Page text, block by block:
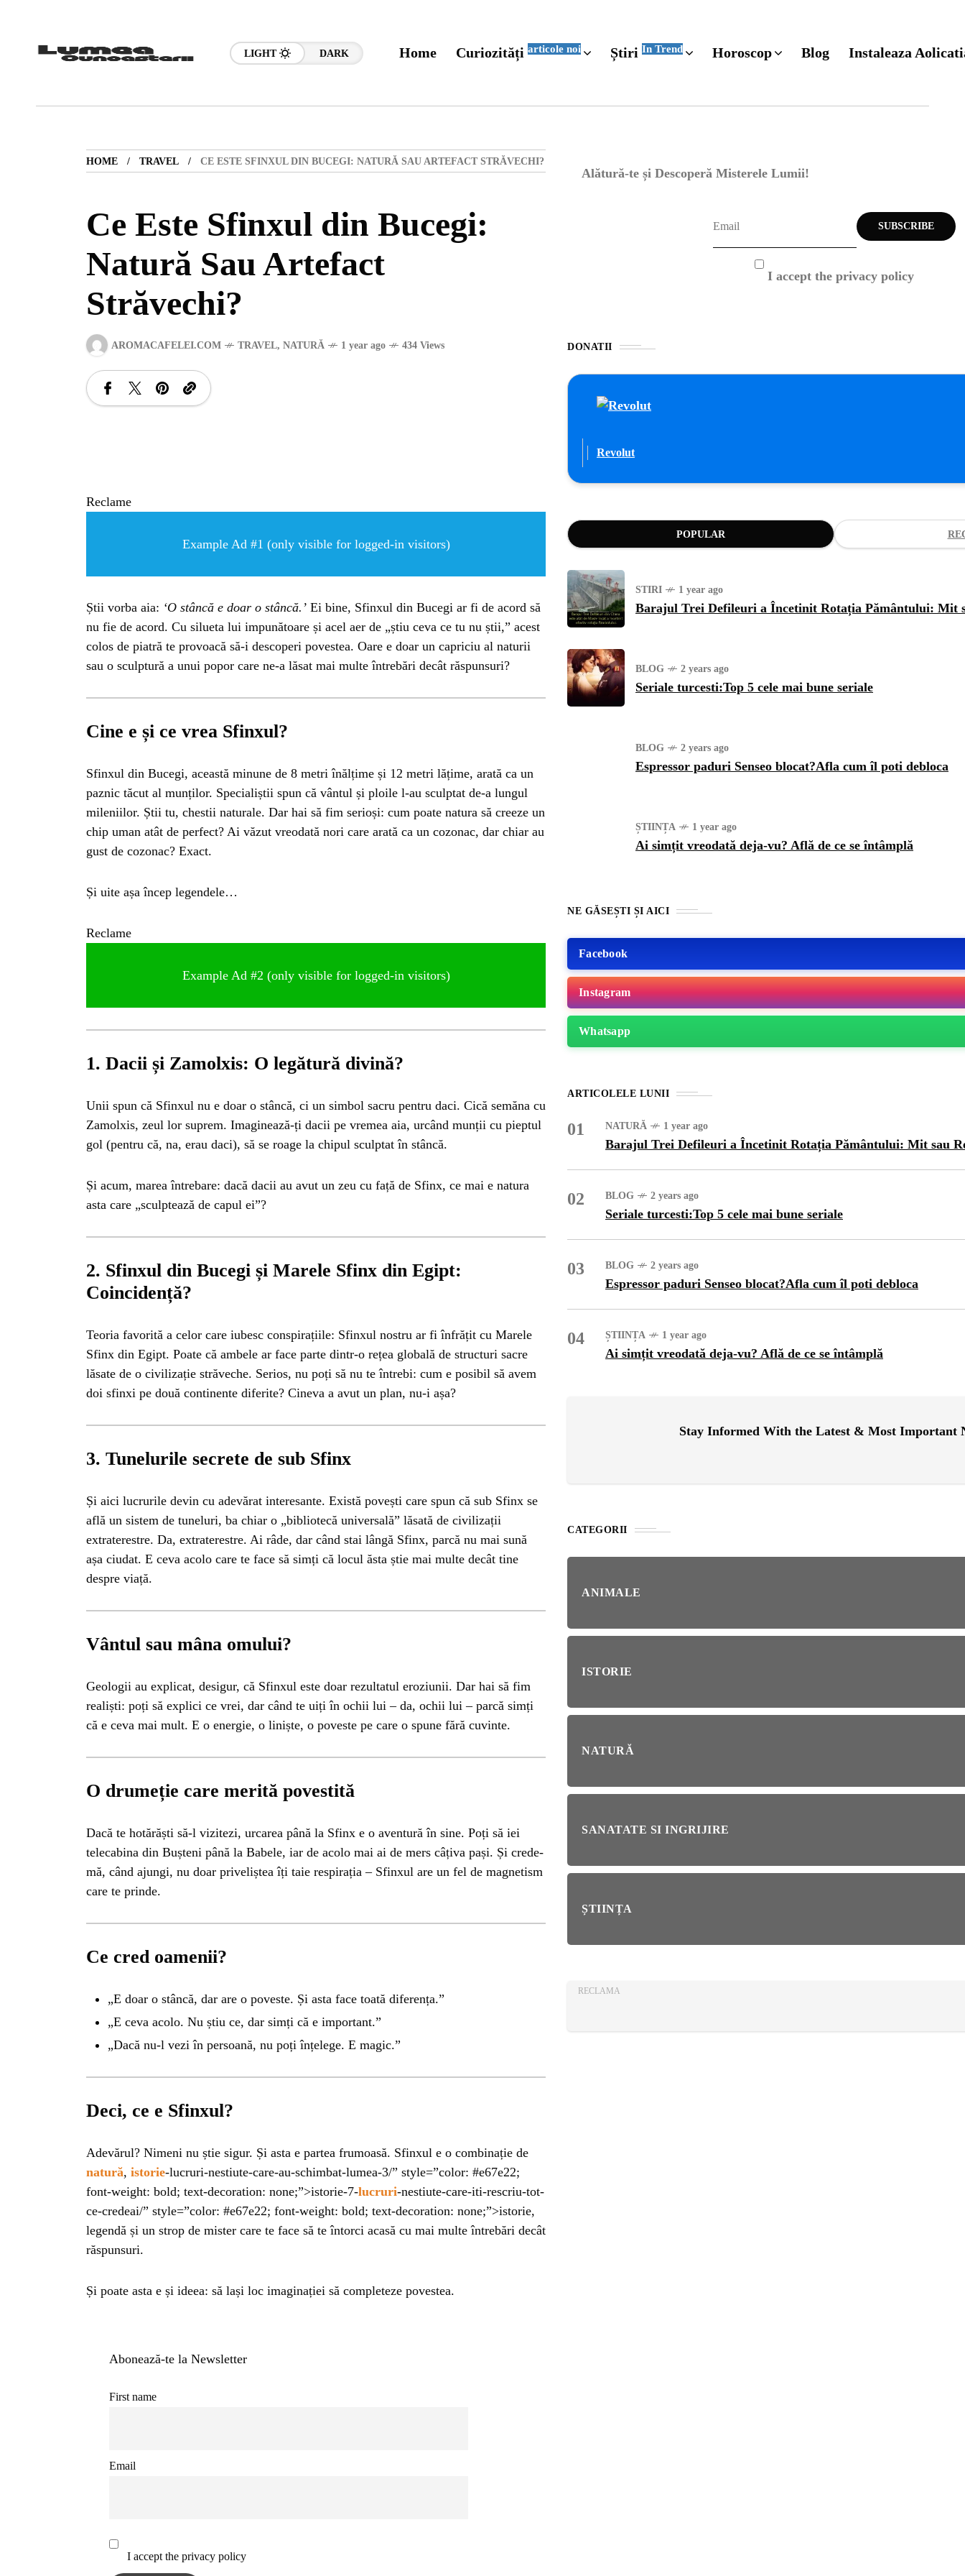
LIGHT DARK Home Curiozități articole noi Știri In Trend Horoscop Blog Instaleaza
HOME TRAVEL CE ESTE SFINXUL DIN BUCEGI: NATURĂ SAU ARTEFACT STRĂVECHI?
Ce Este Sfinxul din Bucegi:
Natură Sau Artefact
Străvechi?
AROMACAFELEI.COM TRAVEL, NATURĂ 1 year ago 434 Views
Reclame
Example Ad #1 (only visible for logged-in visitors)
Știi vorba aia: ‘O stâncă e doar o stâncă.’ Ei bine, Sfinxul din Bucegi ar fi de acord să
nu fie de acord. Cu silueta lui impunătoare și acel aer de „știu ceva ce tu nu știi,” acest
colos de piatră te provoacă să-i descoperi povestea. Oare e doar un capriciu al naturii
sau o sculptură a unui popor care ne-a lăsat mai multe întrebări decât răspunsuri?
Cine e și ce vrea Sfinxul?
Sfinxul din Bucegi, această minune de 8 metri înălțime și 12 metri lățime, arată ca un
paznic tăcut al munților. Specialiștii spun că vântul și ploile l-au sculptat de-a lungul
mileniilor. Știi tu, chestii naturale. Dar hai să fim serioși: cum poate natura să creeze un
chip uman atât de perfect? Ai văzut vreodată nori care arată ca un cozonac, dar chiar au
gust de cozonac? Exact.
Și uite așa încep legendele…
Reclame
Example Ad #2 (only visible for logged-in visitors)
1. Dacii și Zamolxis: O legătură divină?
Unii spun că Sfinxul nu e doar o stâncă, ci un simbol sacru pentru daci. Cică semăna cu
Zamolxis, zeul lor suprem. Imaginează-ți dacii pe vremea aia, urcând munții cu pieptul
gol (pentru că, na, erau daci), să se roage la chipul sculptat în stâncă.
Și acum, marea întrebare: dacă dacii au avut un zeu cu față de Sfinx, ce mai e natura
asta care „sculptează de capul ei”?
2. Sfinxul din Bucegi și Marele Sfinx din Egipt:
Coincidență?
Teoria favorită a celor care iubesc conspirațiile: Sfinxul nostru ar fi înfrățit cu Marele
Sfinx din Egipt. Poate că ambele ar face parte dintr-o rețea globală de structuri sacre
lăsate de o civilizație străveche. Serios, nu poți să nu te întrebi: cum e posibil să avem
doi sfinxi pe două continente diferite? Cineva a avut un plan, nu-i așa?
3. Tunelurile secrete de sub Sfinx
Și aici lucrurile devin cu adevărat interesante. Există povești care spun că sub Sfinx se
află un sistem de tuneluri, ba chiar o „bibliotecă universală” lăsată de civilizații
extraterestre. Da, extraterestre. Ai râde, dar când stai lângă Sfinx, parcă nu mai sună
așa ciudat. E ceva acolo care te face să simți că locul ăsta știe mai multe decât tine
despre viață.
Vântul sau mâna omului?
Geologii au explicat, desigur, că Sfinxul este doar rezultatul eroziunii. Dar hai să fim
realiști: poți să explici ce vrei, dar când te uiți în ochii lui – da, ochii lui – parcă simți
că e ceva mai mult. E o energie, o liniște, o poveste pe care o spune fără cuvinte.
O drumeție care merită povestită
Dacă te hotărăști să-l vizitezi, urcarea până la Sfinx e o aventură în sine. Poți să iei
telecabina din Bușteni până la Babele, iar de acolo mai ai de mers câțiva pași. Și crede-
mă, când ajungi, nu doar priveliștea îți taie respirația – Sfinxul are un fel de magnetism
care te prinde.
Ce cred oamenii?
„E doar o stâncă, dar are o poveste. Și asta face toată diferența.”
„E ceva acolo. Nu știu ce, dar simți că e important.”
„Dacă nu-l vezi în persoană, nu poți înțelege. E magic.”
Deci, ce e Sfinxul?
Adevărul? Nimeni nu știe sigur. Și asta e partea frumoasă. Sfinxul e o combinație de
natură, istorie-lucruri-nestiute-care-au-schimbat-lumea-3/” style=”color: #e67e22;
font-weight: bold; text-decoration: none;”>istorie-7-lucruri-nestiute-care-iti-rescriu-tot-
ce-credeai/” style=”color: #e67e22; font-weight: bold; text-decoration: none;”>istorie,
legendă și un strop de mister care te face să te întorci acasă cu mai multe întrebări decât
răspunsuri.
Și poate asta e și ideea: să lași loc imaginației să completeze povestea.
Abonează-te la Newsletter
First name
Email
I accept the privacy policy
Alătură-te și Descoperă Misterele Lumii!
I accept the privacy policy
DONATII
Revolut
POPULAR
STIRI 1 year ago
Barajul Trei Defileuri a Încetinit Rotația Pământului: Mit
BLOG 2 years ago
Seriale turcesti:Top 5 cele mai bune seriale
BLOG 2 years ago
Espressor paduri Senseo blocat?Afla cum îl poti debloca
ȘTIINȚA 1 year ago
Ai simțit vreodată deja-vu? Află de ce se întâmplă
NE GĂSEȘTI ȘI AICI
Facebook
Instagram
Whatsapp
ARTICOLELE LUNII
01 NATURĂ 1 year ago
Barajul Trei Defileuri a Încetinit Rotația Pământului: Mit sau
02 BLOG 2 years ago
Seriale turcesti:Top 5 cele mai bune seriale
03 BLOG 2 years ago
Espressor paduri Senseo blocat?Afla cum îl poti debloca
04 ȘTIINȚA 1 year ago
Ai simțit vreodată deja-vu? Află de ce se întâmplă
Stay Informed With the Latest & Most Important
CATEGORII
ANIMALE
ISTORIE
NATURĂ
SANATATE SI INGRIJIRE
ȘTIINȚA
RECLAMA
HOME
BLOG
HOROSCOP
ENGLISH
CONTENT
TRAVEL
SANATATE SI
INGRIJIRE
ISTORIE
NATURĂ
STIRI
ȘTIINȚA
ANIMALE
OAMENI
INSTALEAZA
APLICATIA
UNCATEGORIZED 1 year ago
Mit sau Realitate?
Seriale turcesti:Top 5 cele mai
Espressor paduri Senseo
blocat?Afla cum îl poti
Ai simțit vreodată deja-vu?